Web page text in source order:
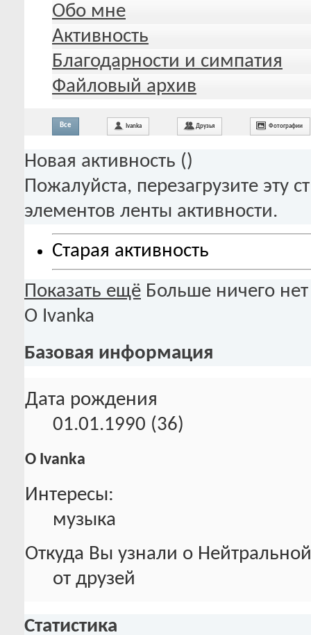
Обо мне
Активность
Благодарности и симпатия
Файловый архив
Все Ivanka Друзья Фотографии
Новая активность ()
Пожалуйста, перезагрузите эту
элементов ленты активности.
Старая активность
Показать ещё Больше ничего нет
О Ivanka
Базовая информация
Дата рождения
01.01.1990 (36)
О Ivanka
Интересы:
музыка
Откуда Вы узнали о
от друзей
Статистика